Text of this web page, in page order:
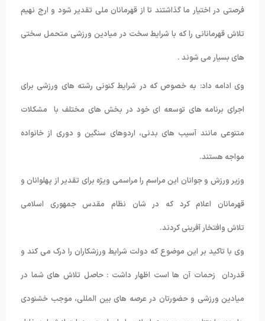
فرصتی در اختیار ما گذاشتند تا از قهرمانان ملی تقدیر شود و ارج نهیم
تلاش قهرمانانی را که با شرایط سخت در میادین ورزشی متحمل سختی
های بسیار می شوند .
وی ادامه داد: به خصوص که در شرایط کنونی رشته های ورزشی برای
اجرای برنامه های توسعه ای خود در بخش های مختلف با مشکلات
متنوعی مانند آسیب های بدنی، اردوهای سنگین و دوری از خانواده
مواجه هستند.
وزیر ورزش و جوانان این مراسم را مراسمی ویژه برای تقدیر از پهلوانان و
قهرمانان اعلام کرد که در شان نظام مقدس جمهوری اسلامی
تلاش وافتخار آفرینی کردند.
وی با تاکید بر این موضوع که دولت شرایط ورزشکاران را درک می کند و
قدردان زحمات آن ها است اظهار داشت : حاصل تلاش های شما در
میادین ورزشی و حضورتان در عرصه های بین المللی، موجب خشنودی